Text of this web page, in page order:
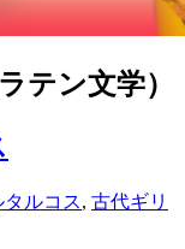
テン文学）
タルコス, 古代ギリ